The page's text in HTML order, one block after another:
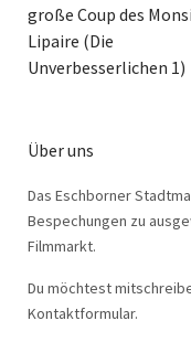
große Coup des
Lipaire (Die
Unverbesserlichen 1)
Über uns
Das Eschborner
Bespechungen zu
Filmmarkt.
Du möchtest
Kontaktformular.